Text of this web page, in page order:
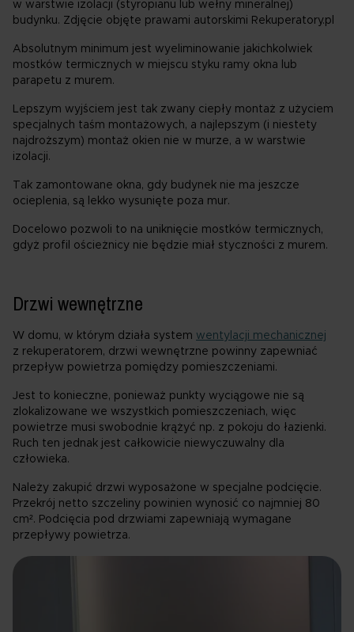
w warstwie izolacji (styropianu lub wełny mineralnej)
budynku. Zdjęcie objęte prawami autorskimi Rekuperatory.pl
Absolutnym minimum jest wyeliminowanie jakichkolwiek
mostków termicznych w miejscu styku ramy okna lub
parapetu z murem.
Lepszym wyjściem jest tak zwany ciepły montaż z użyciem
specjalnych taśm montażowych, a najlepszym (i niestety
najdroższym) montaż okien nie w murze, a w warstwie
izolacji.
Tak zamontowane okna, gdy budynek nie ma jeszcze
ocieplenia, są lekko wysunięte poza mur.
Docelowo pozwoli to na uniknięcie mostków termicznych,
gdyż profil ościeżnicy nie będzie miał styczności z murem.
Drzwi wewnętrzne
W domu, w którym działa system wentylacji mechanicznej
z rekuperatorem, drzwi wewnętrzne powinny zapewniać
przepływ powietrza pomiędzy pomieszczeniami.
Jest to konieczne, ponieważ punkty wyciągowe nie są
zlokalizowane we wszystkich pomieszczeniach, więc
powietrze musi swobodnie krążyć np. z pokoju do łazienki.
Ruch ten jednak jest całkowicie niewyczuwalny dla
człowieka.
Należy zakupić drzwi wyposażone w specjalne podcięcie.
Przekrój netto szczeliny powinien wynosić co najmniej 80
cm². Podcięcia pod drzwiami zapewniają wymagane
przepływy powietrza.